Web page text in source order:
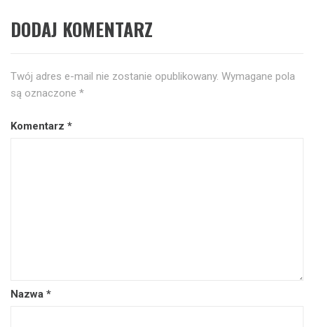
DODAJ KOMENTARZ
Twój adres e-mail nie zostanie opublikowany. Wymagane pola
są oznaczone *
Komentarz *
Nazwa *